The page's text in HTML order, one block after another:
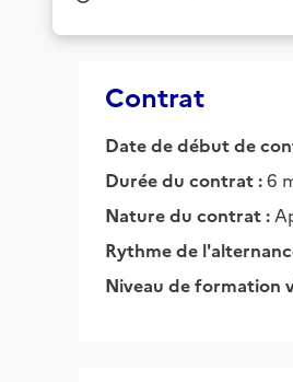
Contrat
Date de début de
Durée du contrat :6
Nature du contrat :
Rythme de
Niveau de formation